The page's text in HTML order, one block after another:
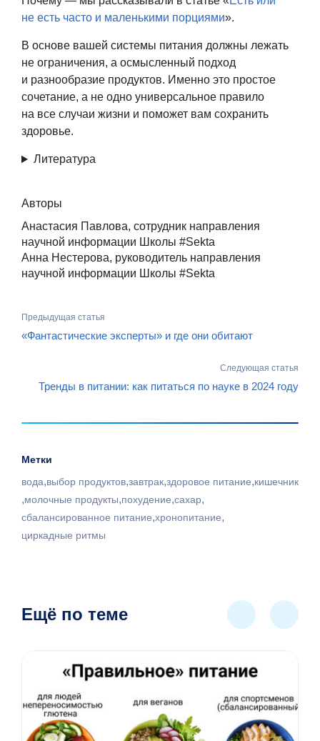
не есть часто и маленькими порциями».
​​В основе вашей системы питания должны лежать
не ограничения, а осмысленный подход
и разнообразие продуктов. Именно это простое
сочетание, а не одно универсальное правило
на все случаи жизни и поможет вам сохранить
здоровье.
Литература
Авторы
Анастасия Павлова, сотрудник направления
научной информации Школы #Sekta
Анна Нестерова, руководитель направления
научной информации Школы #Sekta
Предыдущая статья
«Фантастические эксперты» и где они обитают
Следующая статья
Тренды в питании: как питаться по науке в 2024 году
Метки
вода,выбор продуктов,завтрак,здоровое питание,кишечник
,молочные продукты,похудение,сахар,
сбалансированное питание,хронопитание,
циркадные ритмы
Ещё по теме